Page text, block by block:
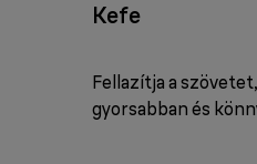
Kefe
Fellazítja a
gyorsabban és